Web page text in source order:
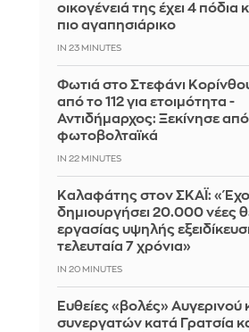
οικογένειά της έχει 4 πόδια
πιο αγαπησιάρικο
IN 23 MINUTES
Φωτιά στο Στεφάνι
από το 112 για ετοιμότητα -
Αντιδήμαρχος: Ξεκίνησε από
φωτοβολταϊκά
IN 22 MINUTES
Καλαφάτης στον ΣΚΑΪ:
δημιουργήσει 20.000 νέες
εργασίας υψηλής
τελευταία 7 χρόνια»
IN 20 MINUTES
Ευθείες «βολές» Αυγερινού
συνεργατών κατά Γρατσία